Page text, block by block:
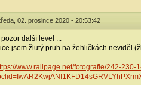
02. prosince 2020 - 20:53:42
pozor další level ...
jsem žlutý pruh na žehličkách neviděl
www.railpage.net/fotografie/242-